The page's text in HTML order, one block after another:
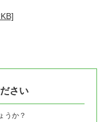
さい
うか？